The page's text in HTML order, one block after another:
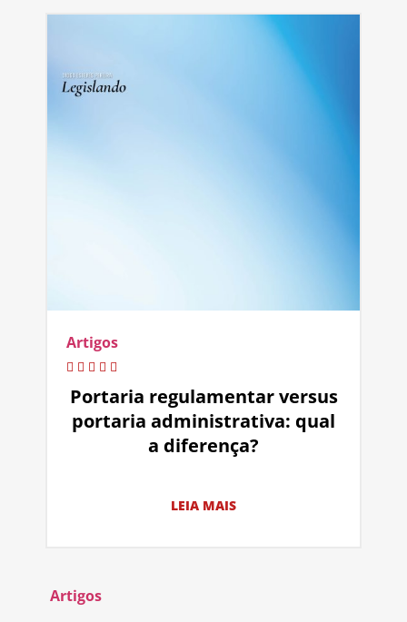
Artigos
Portaria regulamentar versus
portaria administrativa: qual
a diferença?
LEIA MAIS
Artigos